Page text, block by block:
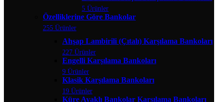
5 Ürünler
Özelliklerine Göre Bankolar
255 Ürünler
Ahşap Lambirili (Çıtalı) Karşılama Bankoları
227 Ürünler
Engelli Karşılama Bankoları
9 Ürünler
Klasik Karşılama Bankoları
19 Ürünler
Küre Ayaklı Bankolar Karşılama Bankoları